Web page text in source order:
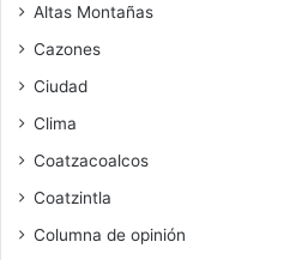
Altas Montañas
Cazones
Ciudad
Clima
Coatzacoalcos
Coatzintla
Columna de opinión